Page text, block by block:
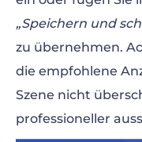
„Speichern und
zu übernehmen.
die empfohlene
Szene nicht
professioneller